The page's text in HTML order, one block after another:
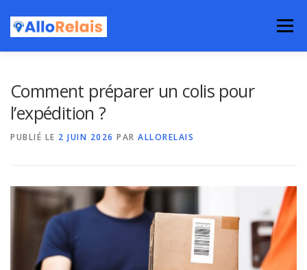
contenu
Menu
Comment préparer un colis pour
l’expédition ?
PUBLIÉ LE 2 JUIN 2026 PAR ALLORELAIS